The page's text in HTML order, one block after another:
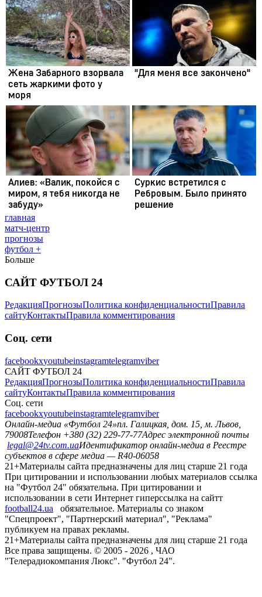
главная
матч-центр
прогнозы
футбол +
Больше
САЙТ ФУТБОЛ 24
РедакцияПрогнозыПолитика конфиденциальностиПравила
сайтуКонтактыПравила комментирования
Соц. сети
facebookxyoutubeinstagramtelegramviber
САЙТ ФУТБОЛ 24
РедакцияПрогнозыПолитика конфиденциальностиПравила
сайтуКонтактыПравила комментирования
Соц. сети
facebookxyoutubeinstagramtelegramviber
Онлайн-медиа «Футбол 24»пл. Галицкая, дом. 15, м. Львов,
79008Телефон +380 (32) 229-77-77Адрес электронной почты
legal@24tv.com.uaИдентификатор онлайн-медиа в Реестре
субъектов в сфере медиа — R40-06058
21+Материалы сайта предназначены для лиц старше 21 года
При цитировании и использовании любых материалов ссылка
на "Футбол 24" обязательна. При цитировании и
использовании в сети Интернет гиперссылка на сайтт
football24.ua
обязательное. Материалы со знаком
"Спецпроект", "Партнерский материал", "Реклама"
публикуем на правах рекламы.
21+Материалы сайта предназначены для лиц старше 21 года
Все права защищены. © 2005 - 2026 , ЧАО
"Телерадиокомпания Люкс". "Футбол 24".